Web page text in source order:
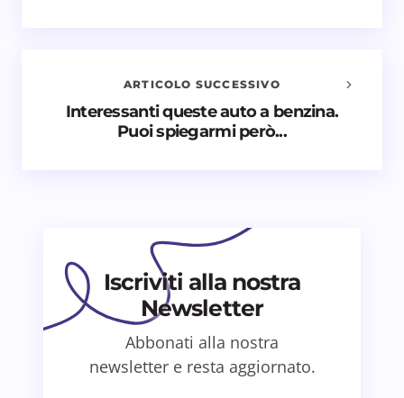
Salva il mio nome e email in questo browser
per il prossimo commento.
ARTICOLO SUCCESSIVO
Interessanti queste auto a benzina.
Puoi spiegarmi però...
Iscriviti alla nostra
Newsletter
Abbonati alla nostra
newsletter e resta aggiornato.